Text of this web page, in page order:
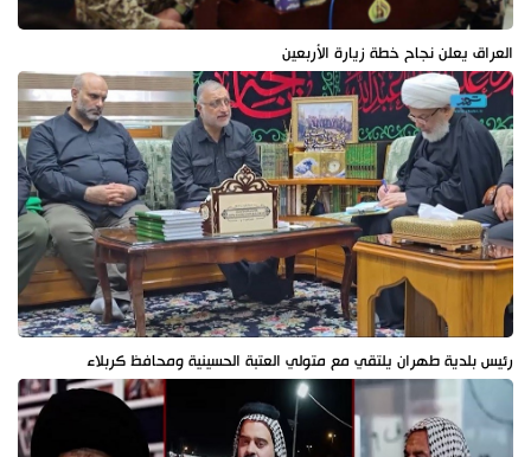
العراق يعلن نجاح خطة زيارة الأربعين
رئيس بلدية طهران يلتقي مع متولي العتبة الحسينية ومحافظ كربلاء